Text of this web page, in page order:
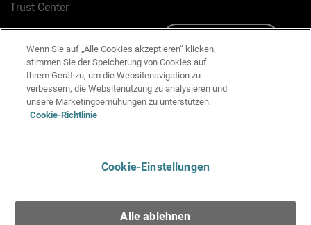
Trust Center
Cookie-Richtlinie
Datenschutzrichtlinie
Media & Brand Kit
Wenn Sie auf „Alle Cookies akzeptieren“ klicken,
stimmen Sie der Speicherung von Cookies auf
Ihrem Gerät zu, um die Websitenavigation zu
verbessern, die Websitenutzung zu analysieren und
unsere Marketingbemühungen zu unterstützen.
Cookie-Richtlinie
Cookie-Einstellungen
Alle ablehnen